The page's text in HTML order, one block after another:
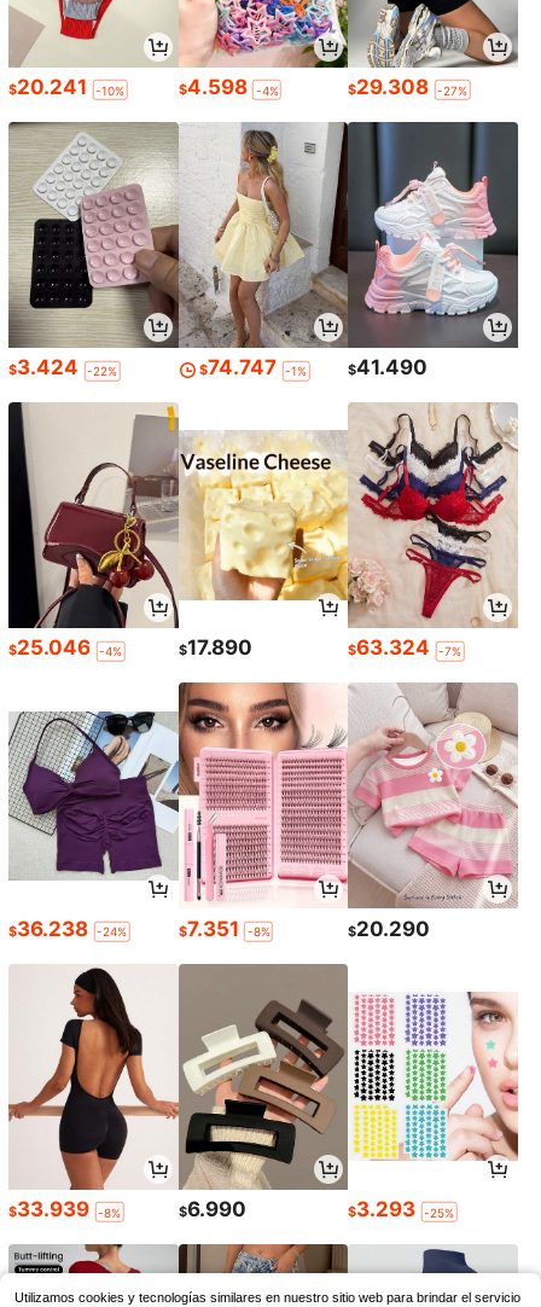
$20.241 -10% $4.598 -4% $29.308 -27%
$3.424 -22% $74.747 -1% $41.490
$25.046 -4% $17.890 $63.324 -7%
$36.238 -24% $7.351 -8% $20.290
$33.939 -8% $6.990 $3.293 -25%
Utilizamos cookies y tecnologías similares en nuestro sitio web para brindar el servicio